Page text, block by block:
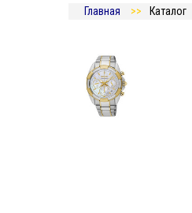
Главная Каталог